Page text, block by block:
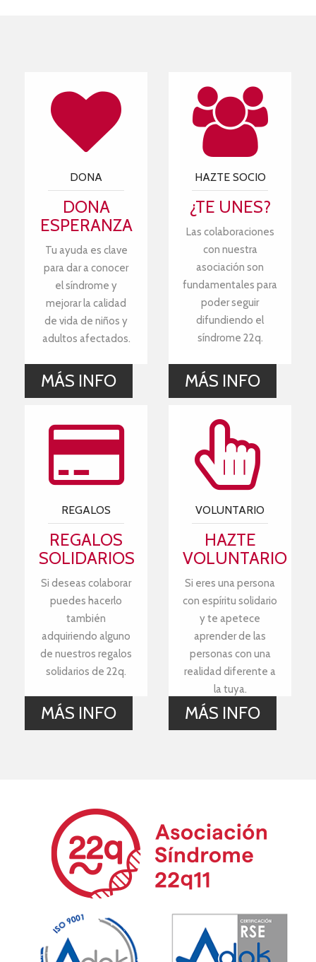
DONA
DONA
ESPERANZA
Tu ayuda es clave
para dar a conocer
el síndrome y
mejorar la calidad
de vida de niños y
adultos afectados.
MÁS INFO
HAZTE SOCIO
¿TE UNES?
Las colaboraciones
con nuestra
asociación son
fundamentales para
poder seguir
difundiendo el
síndrome 22q.
MÁS INFO
REGALOS
REGALOS
SOLIDARIOS
Si deseas colaborar
puedes hacerlo
también
adquiriendo alguno
de nuestros regalos
solidarios de 22q.
MÁS INFO
VOLUNTARIO
HAZTE
VOLUNTARIO
Si eres una persona
con espíritu solidario
y te apetece
aprender de las
personas con una
realidad diferente a
la tuya.
MÁS INFO